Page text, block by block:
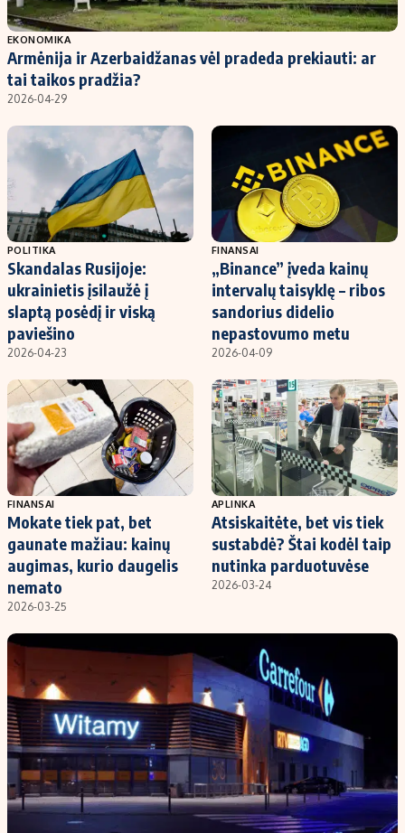
Populiarios temos
Investavimas
Akcijų rinka
Saulės elektrinės
Kriptovaliutos
Infliacija
Migracija
Titulinis
Nedarbo išmokos skaičiuoklė
Indėlių skaičiuoklė
Būsto finansai
Įdomios naujienos
Redakcija
Apie mus
Redakcijos politika
Privatumo politika
Turinio žymėjimo taisyklės
Kontaktai
Regionų naujienos
Indėlių palūkanos
EKONOMIKA
Armėnija ir Azerbaidžanas vėl pradeda prekiauti: ar
tai taikos pradžia?
2026-04-29
POLITIKA
Skandalas Rusijoje:
ukrainietis įsilaužė į
slaptą posėdį ir viską
paviešino
2026-04-23
FINANSAI
„Binance” įveda kainų
intervalų taisyklę – ribos
sandorius didelio
nepastovumo metu
2026-04-09
FINANSAI
Mokate tiek pat, bet
gaunate mažiau: kainų
augimas, kurio daugelis
nemato
2026-03-25
APLINKA
Atsiskaitėte, bet vis tiek
sustabdė? Štai kodėl taip
nutinka parduotuvėse
2026-03-24